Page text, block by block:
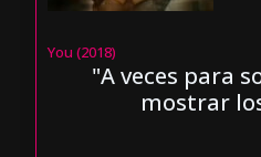
You (2018)
"A veces para
mostrar